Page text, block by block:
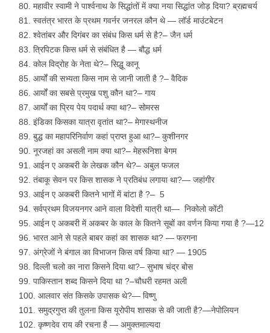
महावीर स्वामी ने पार्श्वनाथ के सिद्धांतों में क्या नया सिद्धांत जोड़ दिया? ब्रह्मचर्य
स्वतंत्र भारत के प्रथम गवर्नर जनरल कौन थे — लॉर्ड माउंटबेटन
श्वेतांबर और दिगंबर का संबंध किस धर्म से है?– जैन धर्म
त्रिपिटक किस धर्म से संबंधित है — बौद्ध धर्म
कोल विद्रोह के नेता थे?– सिद्धू कानू
आर्यों की सभ्यता किस नाम से जानी जाती है ?– वैदिक
आर्यों का सबसे प्रमुख पशु कौन था?– गाय
आर्यों का प्रिय पेय पदार्थ क्या था?– सोमरस
इंडिका किसका यात्रा वृतांत था?– मेगास्थनीज
बुद्ध का महापरिनिर्वाण कहां प्राप्त हुआ था?– कुशीनगर
नूरजहां का असली नाम क्या था?– मेहरूनिशा बेगम
आईन ए अकबरी के लेखक कौन थे?– अबुल फजल
तंबाकू सेवन पर किस शासक ने प्रतिबंध लगाया था?— जहांगीर
आईन ए अकबरी कितने भागों में बांटा है ?– 5
सर्वप्रथम विजयनगर आने वाला विदेशी यात्री था— निकोलो कोंटी
आईन ए अकबरी में अकबर के काल के कितने सूबों का वर्णन किया गया है ?—12
भारत आने से पहले बाबर कहां का शासक था? — फरगना
अंग्रेजों ने बंगाल का विभाजन किस वर्ष किया था? — 1905
दिल्ली चलो का नारा किसने दिया था?– सुभाष चंद्र बोस
पाकिस्तान शब्द किसने दिया था ?–चौधरी रहमत अली
आलवार संत किसके उपासक थे?— विष्णु
समुद्रगुप्त की तुलना किस यूरोपीय शासक से की जाती है?—नेपोलियन
कृष्णदेव राय की रचना है — अमुक्तमाल्यदा